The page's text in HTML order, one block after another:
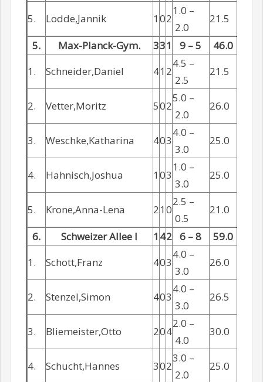
5. Lodde,Jannik 102
1.0 –
2.0
21.5
5.
Max-Planck-Gym. 331 9 – 5
46.0
1.
Schneider,Daniel 41 2
4.5 –
2.5
21.5
2. Vetter,Moritz 502
5.0 –
2.0
26.0
3. Weschke,Katharina 403
4.0 –
3.0
25.0
4. Hahnisch,Joshua 103
1.0 –
3.0
25.0
5. Krone,Anna-Lena 210
2.5 –
0.5
21.0
6.
Schweizer Allee I 1 42 6 – 8
59.0
1.
Schott,Franz 403
4.0 –
3.0
26.0
2. Stenzel,Simon 403
4.0 –
3.0
26.5
3. Bliemeister,Otto 204
2.0 –
4.0
30.0
4. Schucht,Hannes 302
3.0 –
2.0
25.0